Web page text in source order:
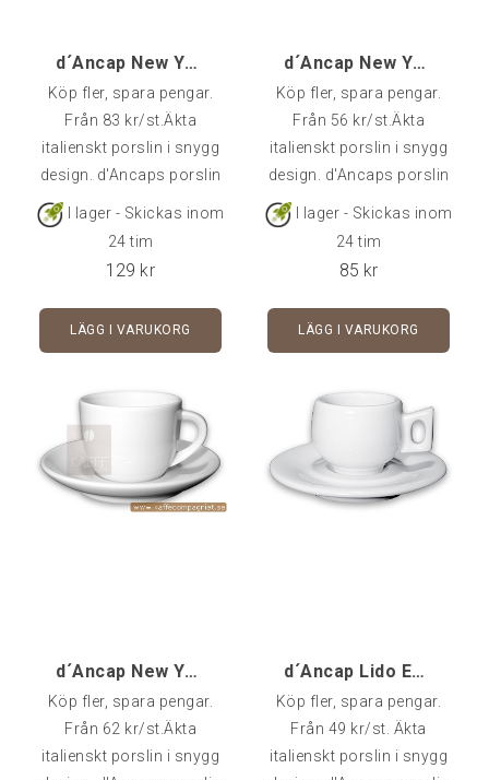
d´Ancap New York Latte - 1 st
Köp fler, spara pengar.
Från 83 kr/st.Äkta
italienskt porslin i snygg
design. d'Ancaps porslin
är av väldigt hög kvalitet
och klarar många års
priset.Kommer styckvis, i
6-pack eller 24-pack.
I lager - Skickas inom
24 tim
129 kr
LÄGG I VARUKORG
d´Ancap New York Espresso Doppio - 1 st
Köp fler, spara pengar.
Från 56 kr/st.Äkta
italienskt porslin i snygg
design. d'Ancaps porslin
är av väldigt hög kvalitet
och klarar många års
priset.Kommer styckvis, i
6-pack eller 24-pack.
I lager - Skickas inom
24 tim
85 kr
LÄGG I VARUKORG
d´Ancap New York Cappuccino - 1 st
Köp fler, spara pengar.
Från 62 kr/st.Äkta
italienskt porslin i snygg
d´Ancap Lido Espresso - 1 st
Köp fler, spara pengar.
Från 49 kr/st. Äkta
italienskt porslin i snygg